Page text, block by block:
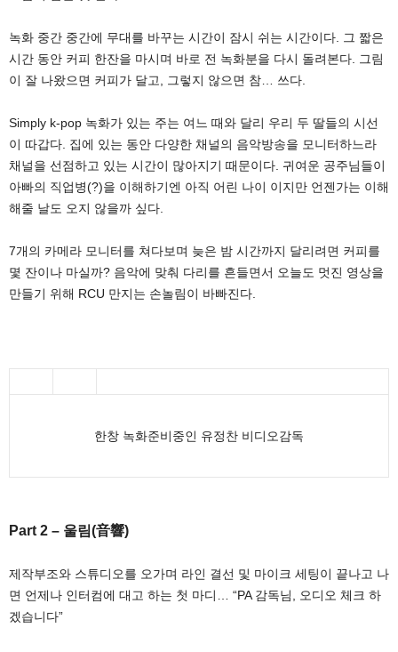
녹화 중간 중간에 무대를 바꾸는 시간이 잠시 쉬는 시간이다. 그 짧은
시간 동안 커피 한잔을 마시며 바로 전 녹화분을 다시 돌려본다. 그림
이 잘 나왔으면 커피가 달고, 그렇지 않으면 참… 쓰다.
Simply k-pop 녹화가 있는 주는 여느 때와 달리 우리 두 딸들의 시선
이 따갑다. 집에 있는 동안 다양한 채널의 음악방송을 모니터하느라
채널을 선점하고 있는 시간이 많아지기 때문이다. 귀여운 공주님들이
아빠의 직업병(?)을 이해하기엔 아직 어린 나이 이지만 언젠가는 이해
해줄 날도 오지 않을까 싶다.
7개의 카메라 모니터를 쳐다보며 늦은 밤 시간까지 달리려면 커피를
몇 잔이나 마실까? 음악에 맞춰 다리를 흔들면서 오늘도 멋진 영상을
만들기 위해 RCU 만지는 손놀림이 바빠진다.
한창 녹화준비중인 유정찬 비디오감독
Part 2 – 울림(音響)
제작부조와 스튜디오를 오가며 라인 결선 및 마이크 세팅이 끝나고 나
면 언제나 인터컴에 대고 하는 첫 마디… “PA 감독님, 오디오 체크 하
겠습니다”